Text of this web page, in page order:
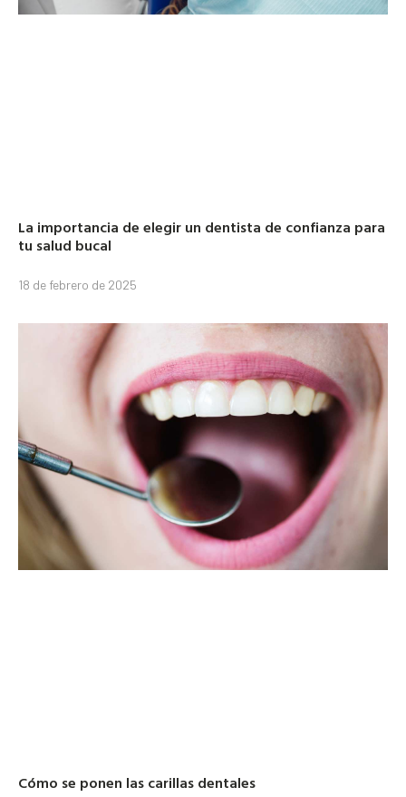
La importancia de elegir un dentista de confianza para
tu salud bucal
18 de febrero de 2025
Cómo se ponen las carillas dentales